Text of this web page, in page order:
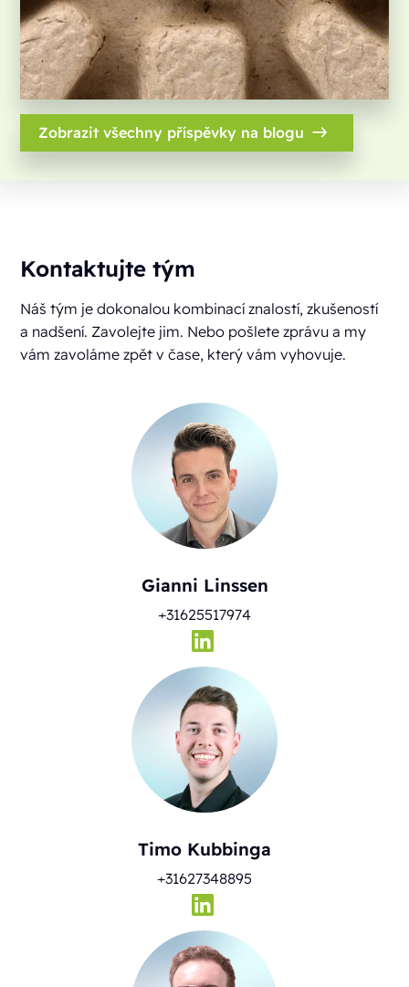
Zobrazit všechny příspěvky na blogu
Kontaktujte tým
Náš tým je dokonalou kombinací znalostí, zkušeností
a nadšení. Zavolejte jim. Nebo pošlete zprávu a my
vám zavoláme zpět v čase, který vám vyhovuje.
Gianni Linssen
+31625517974
Timo Kubbinga
+31627348895